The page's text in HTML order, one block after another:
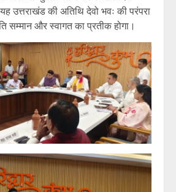
उत्तराखंड की अतिथि देवो भवः की परंपरा
सम्मान और स्वागत का प्रतीक होगा।